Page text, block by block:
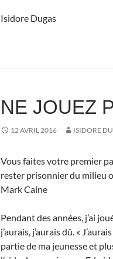
Isidore Dugas
NE JOUEZ
12 AVRIL 2016 ISIDORE
Vous faites votre premier
rester prisonnier du milieu
Mark Caine
Pendant des années, j’ai
j’aurais, j’aurais dû. «
partie de ma jeunesse et